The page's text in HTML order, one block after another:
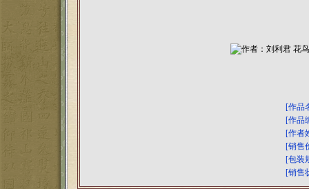
[作品
[作品
[作者
[销售
[包装
[销售